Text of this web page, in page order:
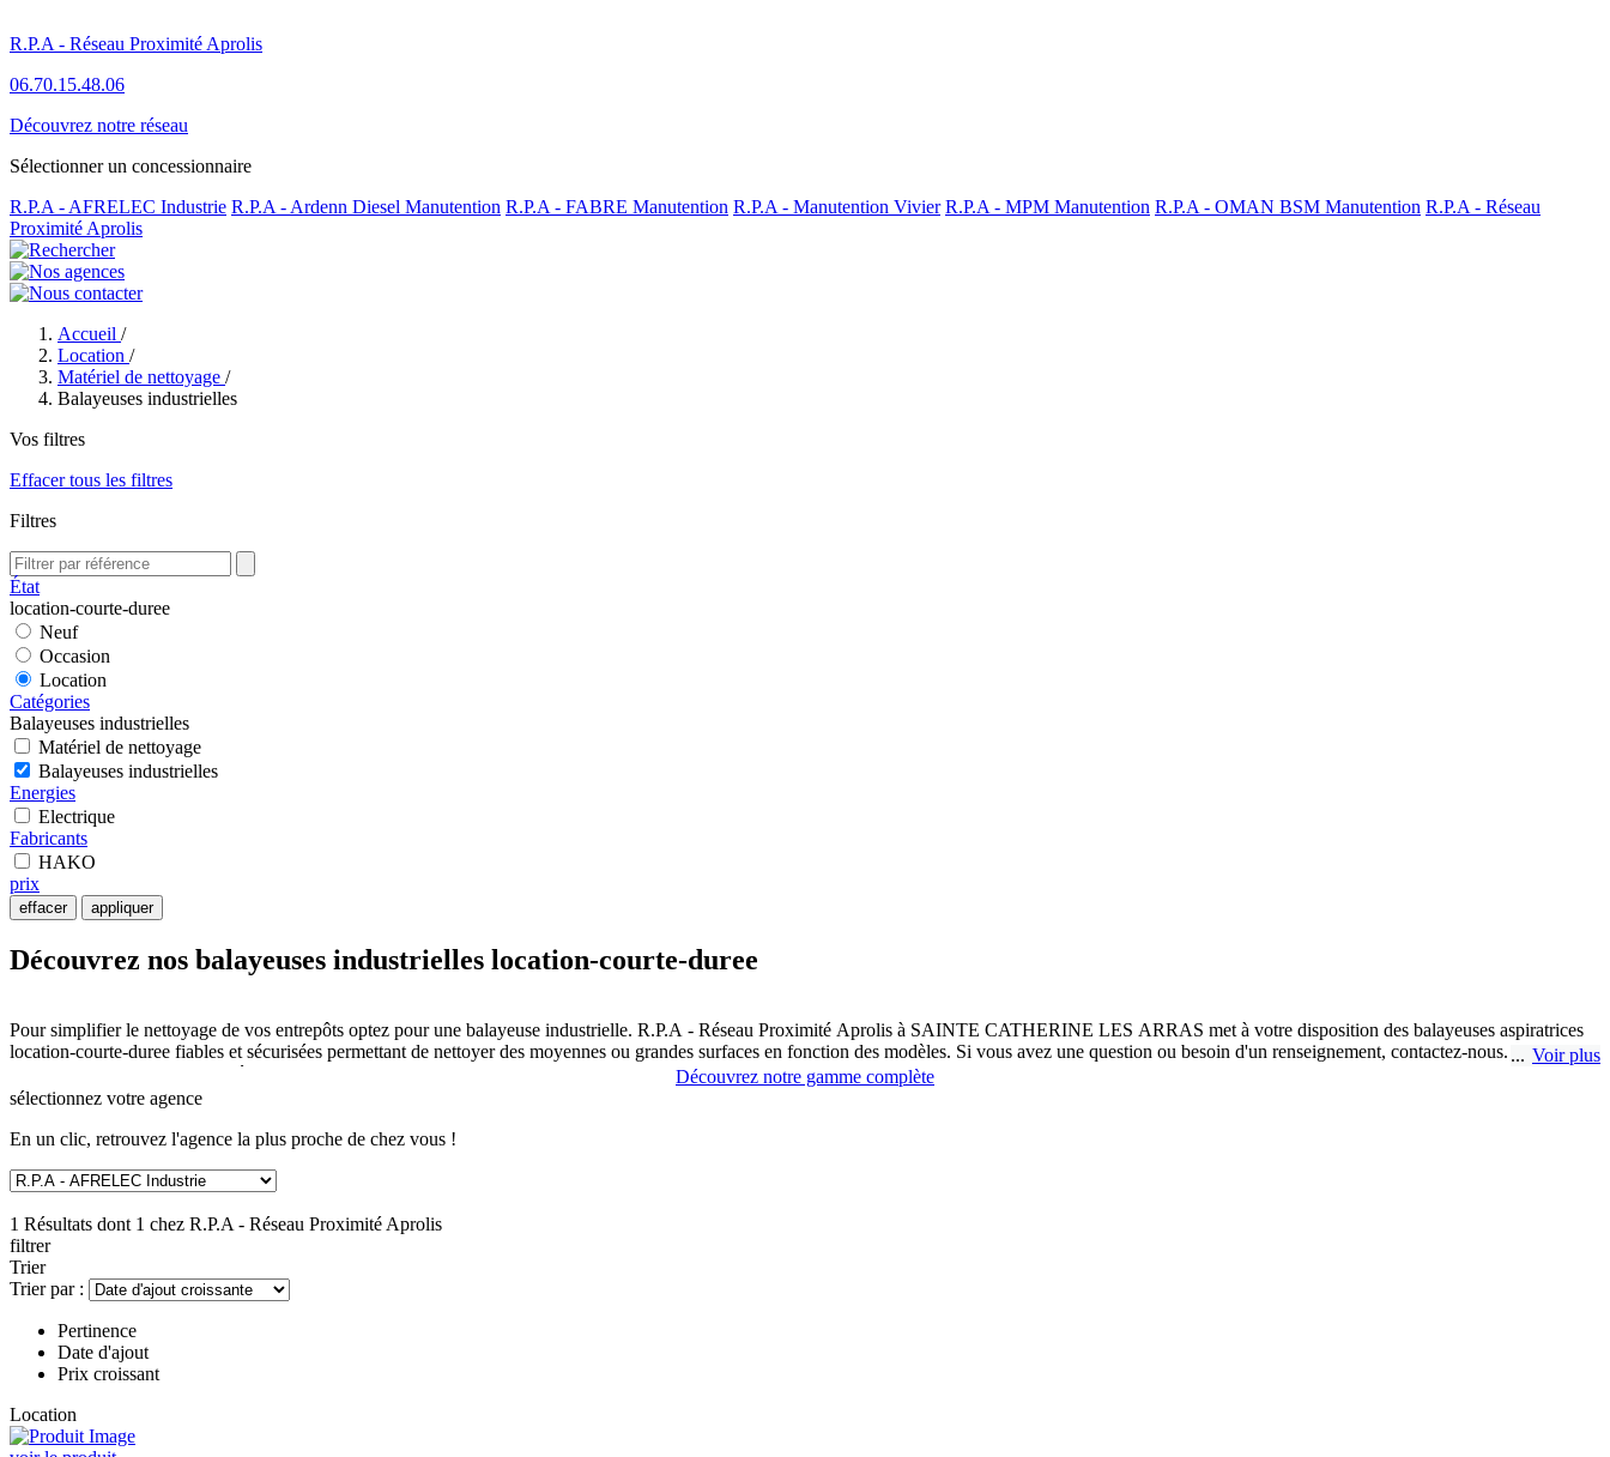
R.P.A - Réseau Proximité Aprolis
06.70.15.48.06
Découvrez notre réseau
Sélectionner un concessionnaire
R.P.A - AFRELEC Industrie R.P.A - Ardenn Diesel Manutention R.P.A - FABRE Manutention R.P.A - Manutention Vivier R.P.A - MPM Manutention R.P.A - OMAN BSM Manutention R.P.A - Réseau
Proximité Aprolis
Accueil /
Location /
Matériel de nettoyage /
Balayeuses industrielles
Vos filtres
Effacer tous les filtres
Filtres
État
location-courte-duree
Neuf
Occasion
Location
Catégories
Balayeuses industrielles
Matériel de nettoyage
Balayeuses industrielles
Energies
Electrique
Fabricants
HAKO
prix
effacer appliquer
Découvrez nos balayeuses industrielles location-courte-duree
Pour simplifier le nettoyage de vos entrepôts optez pour une balayeuse industrielle. R.P.A - Réseau Proximité Aprolis à SAINTE CATHERINE LES ARRAS met à votre disposition des balayeuses aspiratrices
location-courte-duree fiables et sécurisées permettant de nettoyer des moyennes ou grandes surfaces en fonction des modèles. Si vous avez une question ou besoin d'un renseignement, contactez-nous. Nous
serons ravis de pouvoir vous répondre.
Voir plus
Découvrez notre gamme complète
sélectionnez votre agence
En un clic, retrouvez l'agence la plus proche de chez vous !
1 Résultats dont 1 chez R.P.A - Réseau Proximité Aprolis
filtrer
Trier
Trier par :
Pertinence
Date d'ajout
Prix croissant
Location